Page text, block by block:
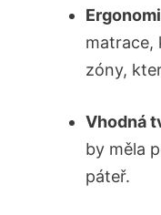
matrace,
zóny,
Vhodná
by měla
páteř.